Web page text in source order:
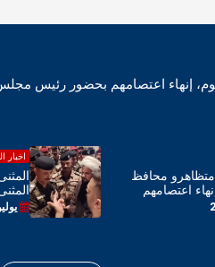
إنهاء اعتصامهم بحضور رئيس
اخبار
يوليو 23,
محافظ
اعتصامهم
المحافظة